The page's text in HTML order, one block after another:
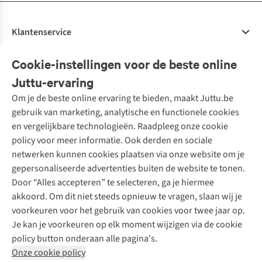
Cookie-instellingen voor de beste online
Juttu-ervaring
Om je de beste online ervaring te bieden, maakt Juttu.be
gebruik van marketing, analytische en functionele cookies
en vergelijkbare technologieën. Raadpleeg onze cookie
policy voor meer informatie. Ook derden en sociale
netwerken kunnen cookies plaatsen via onze website om je
gepersonaliseerde advertenties buiten de website te tonen.
Door “Alles accepteren” te selecteren, ga je hiermee
akkoord. Om dit niet steeds opnieuw te vragen, slaan wij je
voorkeuren voor het gebruik van cookies voor twee jaar op.
Je kan je voorkeuren op elk moment wijzigen via de cookie
policy button onderaan alle pagina's.
Onze cookie policy
Klantenservice
Bestellen
Betalen
10% studentenkorting
Klarna - achteraf betalen
Levering
Retourneren
Bestelling herroepen
Garantie
Contact
Onze diensten
Tweedehands - ReJUsed
Kledingatelier
Personal shopping
Textielbox
Events / workshops
Juttu
Over ons
Juttu Friends
Inspiratie
Werken bij Juttu
Onze winkels
De wereld van Juttu
Verantwoord ondernemen
Toegankelijkheidsverklaring
Merken
Nathalie Vleeschouwer
Selected dames
HKLiving
Dickies
Sessùn
Strom
O My Bag
Revolution
Meld je aan voor de nieuwsbrief
Follow us